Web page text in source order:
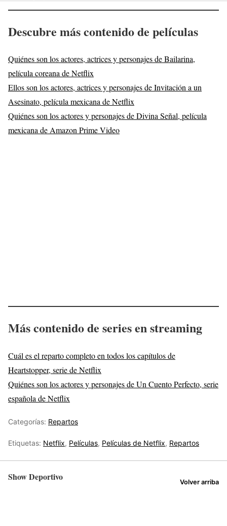
Descubre más contenido de películas
Quiénes son los actores, actrices y personajes de Bailarina,
película coreana de Netflix
Ellos son los actores, actrices y personajes de Invitación a un
Asesinato, película mexicana de Netflix
Quiénes son los actores y personajes de Divina Señal, película
mexicana de Amazon Prime Video
Más contenido de series en streaming
Cuál es el reparto completo en todos los capítulos de
Heartstopper, serie de Netflix
Quiénes son los actores y personajes de Un Cuento Perfecto, serie
española de Netflix
Categorías: Repartos
Etiquetas: Netflix, Películas, Películas de Netflix, Repartos
Show Deportivo Volver arriba